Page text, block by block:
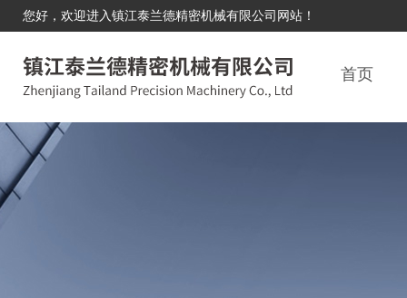
您好，欢迎进入镇江泰兰德精密机械有限公司网站！
首页